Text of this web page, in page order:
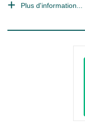
Plus d'information...